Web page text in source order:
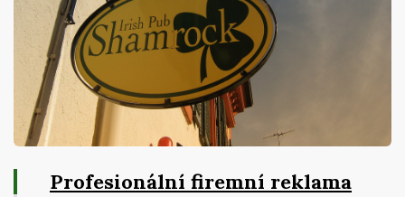
Profesionální firemní reklama